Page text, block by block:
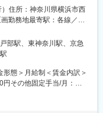
の理念やユニットケアの
どを座学で学び、「なぜ
修の受講からスタートし
ツーマンで業務をサポー
ト。障害のある方と企
果たします。
ほか福祉事業の就労移行
ます。
害者雇用推進の提案営業
住所：神奈川県横浜市西
地詳細2＞Kaien東神奈川
階勤務地
：屋内全面禁煙＜勤務地
川崎駅受動喫煙対策：屋
業所
部駅、東神奈川駅、京急
態＞月給制＜賃金内訳＞
その他固定手当/月：